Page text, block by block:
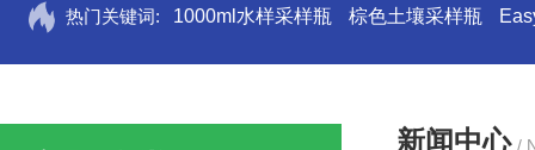
热门关键词: 1000ml水样采样瓶 棕色土壤采样瓶
新闻中心 /